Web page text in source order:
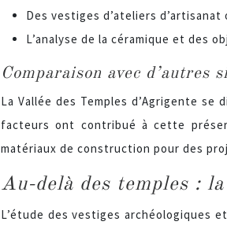
Des vestiges d’ateliers
L’analyse de la céramique et des
Comparaison avec d’autres
La Vallée des Temples d’Agrigente
facteurs ont contribué à cette
matériaux de construction pour des
Au-delà des temples :
L’étude des vestiges archéologiques